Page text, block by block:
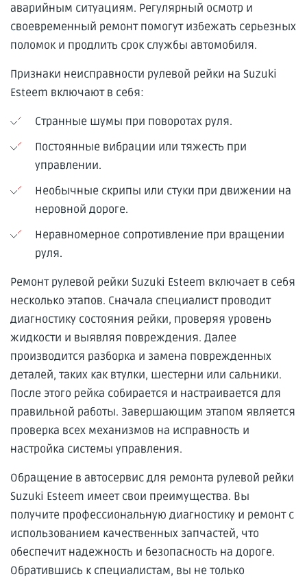
аварийным ситуациям. Регулярный осмотр и
своевременный ремонт помогут избежать серьезных
поломок и продлить срок службы автомобиля.
Признаки неисправности рулевой рейки на Suzuki
Esteem включают в себя:
Странные шумы при поворотах руля.
Постоянные вибрации или тяжесть при
управлении.
Необычные скрипы или стуки при движении на
неровной дороге.
Неравномерное сопротивление при вращении
руля.
Ремонт рулевой рейки Suzuki Esteem включает в себя
несколько этапов. Сначала специалист проводит
диагностику состояния рейки, проверяя уровень
жидкости и выявляя повреждения. Далее
производится разборка и замена поврежденных
деталей, таких как втулки, шестерни или сальники.
После этого рейка собирается и настраивается для
правильной работы. Завершающим этапом является
проверка всех механизмов на исправность и
настройка системы управления.
Обращение в автосервис для ремонта рулевой рейки
Suzuki Esteem имеет свои преимущества. Вы
получите профессиональную диагностику и ремонт с
использованием качественных запчастей, что
обеспечит надежность и безопасность на дороге.
Обратившись к специалистам, вы не только